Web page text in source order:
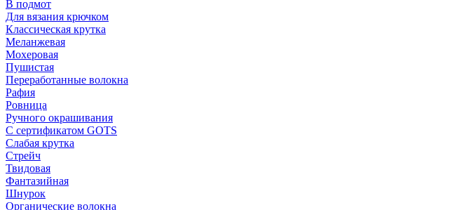
В подмот
Для вязания крючком
Классическая крутка
Меланжевая
Мохеровая
Пушистая
Переработанные волокна
Рафия
Ровница
Ручного окрашивания
С сертификатом GOTS
Слабая крутка
Стрейч
Твидовая
Фантазийная
Шнурок
Органические волокна